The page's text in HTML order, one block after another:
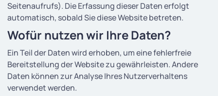
Seitenaufrufs). Die Erfassung dieser Daten erfolgt
automatisch, sobald Sie diese Website betreten.
Wofür nutzen wir Ihre Daten?
Ein Teil der Daten wird erhoben, um eine fehlerfreie
Bereitstellung der Website zu gewährleisten. Andere
Daten können zur Analyse Ihres Nutzerverhaltens
verwendet werden.